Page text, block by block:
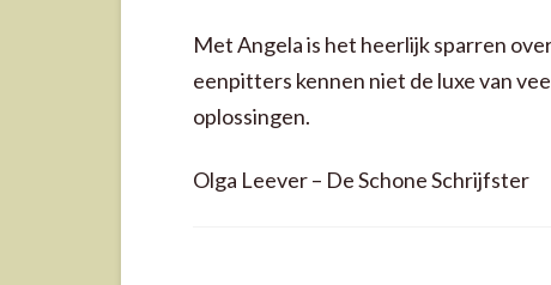
Met Angela is het heerlijk sparren
eenpitters kennen niet de luxe van
oplossingen.
Olga Leever – De Schone Schrijfster